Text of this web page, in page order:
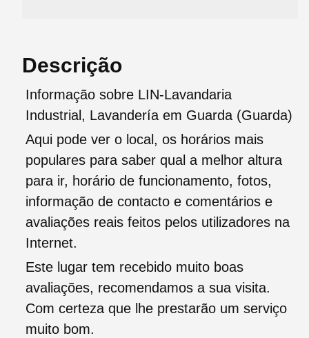
Descrição
Informação sobre LIN-Lavandaria
Industrial, Lavandería em Guarda (Guarda)
Aqui pode ver o local, os horários mais
populares para saber qual a melhor altura
para ir, horário de funcionamento, fotos,
informação de contacto e comentários e
avaliações reais feitos pelos utilizadores na
Internet.
Este lugar tem recebido muito boas
avaliações, recomendamos a sua visita.
Com certeza que lhe prestarão um serviço
muito bom.